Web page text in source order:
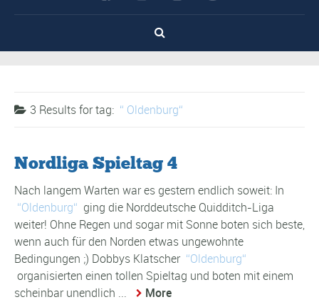
3 Results fortag: Oldenburg
Nordliga Spieltag 4
Nach langem Warten war es gestern endlich soweit: In
Oldenburg
ging die Norddeutsche Quidditch-Liga
weiter! Ohne Regen und sogar mit Sonne boten sich beste,
wenn auch für den Norden etwas ungewohnte
Bedingungen ;) Dobbys Klatscher
Oldenburg
organisierten einen tollen Spieltag und boten mit einem
scheinbar unendlich ...
More